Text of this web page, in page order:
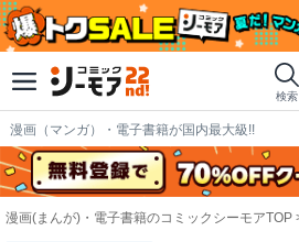
検索
漫画（マンガ）・電子書籍が国内最大級!!
漫画(まんが)・電子書籍のコミックシーモアTOP